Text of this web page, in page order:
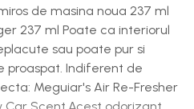
de masina noua 237 ml
237 ml Poate ca interiorul
sau poate pur si
proaspat. Indiferent de
Meguiar's Air Re-Fresher
Car Scent.Acest odorizant